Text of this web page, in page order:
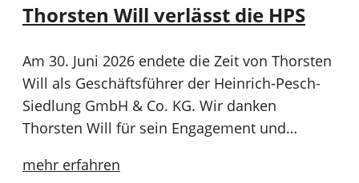
Thorsten Will verlässt die HPS
Am 30. Juni 2026 endete die Zeit von Thorsten
Will als Geschäftsführer der Heinrich-Pesch-
Siedlung GmbH & Co. KG. Wir danken
Thorsten Will für sein Engagement und…
mehr erfahren